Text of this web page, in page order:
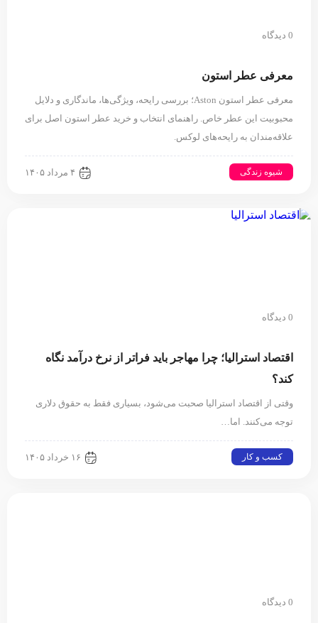
0 دیدگاه
معرفی عطر استون
معرفی عطر استون Aston؛ بررسی رایحه، ویژگی‌ها، ماندگاری و دلایل
محبوبیت این عطر خاص. راهنمای انتخاب و خرید عطر استون اصل برای
علاقه‌مندان به رایحه‌های لوکس.
شیوه زندگی ۴ مرداد ۱۴۰۵
0 دیدگاه
اقتصاد استرالیا⁠؛ چرا مهاجر باید فراتر از نرخ درآمد نگاه
کند⁠؟‏
وقتی از اقتصاد استرالیا صحبت می‌شود⁠، بسیاری فقط به حقوق دلاری
توجه می‌کنند⁠.‏ اما…
کسب و کار ۱۶ خرداد ۱۴۰۵
0 دیدگاه